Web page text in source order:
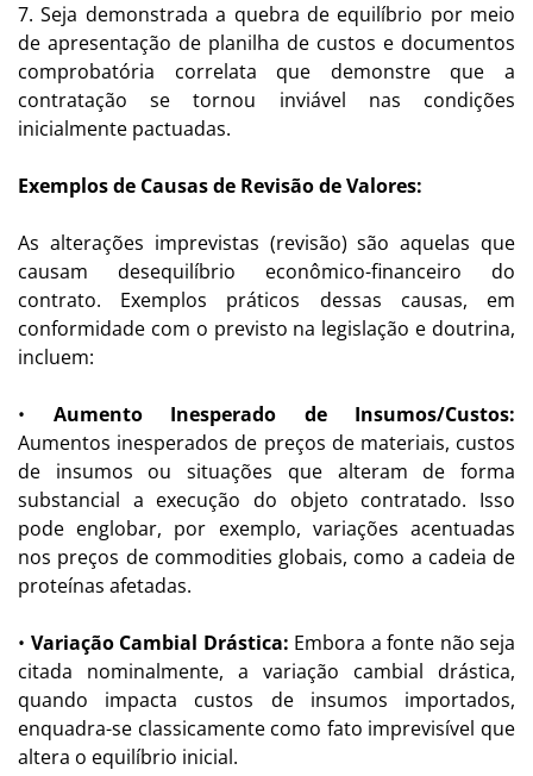
7. Seja demonstrada a quebra de equilíbrio por meio
de apresentação de planilha de custos e documentos
comprobatória correlata que demonstre que a
contratação se tornou inviável nas condições
inicialmente pactuadas.
Exemplos de Causas de Revisão de Valores:
As alterações imprevistas (revisão) são aquelas que
causam desequilíbrio econômico-financeiro do
contrato. Exemplos práticos dessas causas, em
conformidade com o previsto na legislação e doutrina,
incluem:
• Aumento Inesperado de Insumos/Custos:
Aumentos inesperados de preços de materiais, custos
de insumos ou situações que alteram de forma
substancial a execução do objeto contratado. Isso
pode englobar, por exemplo, variações acentuadas
nos preços de commodities globais, como a cadeia de
proteínas afetadas.
• Variação Cambial Drástica: Embora a fonte não seja
citada nominalmente, a variação cambial drástica,
quando impacta custos de insumos importados,
enquadra-se classicamente como fato imprevisível que
altera o equilíbrio inicial.